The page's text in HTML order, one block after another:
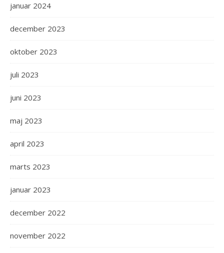
januar 2024
december 2023
oktober 2023
juli 2023
juni 2023
maj 2023
april 2023
marts 2023
januar 2023
december 2022
november 2022